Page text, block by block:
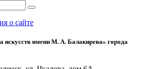
о сайте
имени М. А. Балакирева» города